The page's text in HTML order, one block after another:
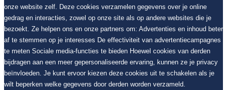
onze website zelf. Deze cookies verzamelen gegevens over je online
gedrag en interacties, zowel op onze site als op andere websites die je
bezoekt. Ze helpen ons en onze partners om: Advertenties en inhoud beter
af te stemmen op je interesses De effectiviteit van advertentiecampagnes
te meten Sociale media-functies te bieden Hoewel cookies van derden
bijdragen aan een meer gepersonaliseerde ervaring, kunnen ze je privacy
beïnvloeden. Je kunt ervoor kiezen deze cookies uit te schakelen als je
wilt beperken welke gegevens door derden worden verzameld.